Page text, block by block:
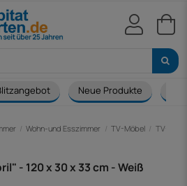
Neue Produkte
Wohn-und Esszimmer TV-Möbel TV-
- 120 x 30 x 33 cm - Weiß